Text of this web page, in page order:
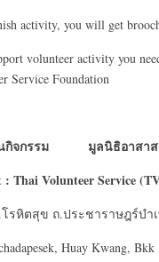
activity, you will get
volunteer activity you
Service Foundation
กิจกรรม มูลนิธิอาสาสมั
: Thai Volunteer Service
รหิตสุข ถ.ประชาราษฎร์บำ
Huay Kwang, Bkk